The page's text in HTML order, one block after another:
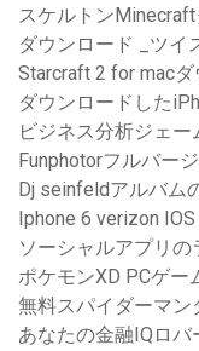
スケルトン
ダウンロード _ツイ
Starcraft 2 for mac
ダウンロードした
ビジネス分析ジェ
Funphotorフルバー
Dj seinfeldアルバム
Iphone 6 verizon
ソーシャルアプリ
ポケモンXD PCゲー
無料スパイダーマン
あなたの金融IQロ